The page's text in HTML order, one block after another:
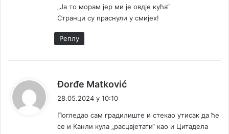
„Ја то морам јер ми је овдје кућа“
Странци су праснули у смијех!
Реплy
Đorđe Matković
е
:
28.05.2024 у 10:10
Погледао сам градилиште и стекао утисак да ће
се и Канли кула „расцвјетати“ као и Цитадела